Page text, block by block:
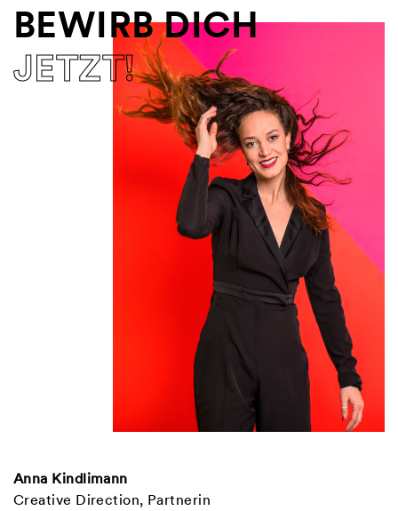
BEWIRB DICH
JETZT!
Anna Kindlimann
Creative Direction, Partnerin